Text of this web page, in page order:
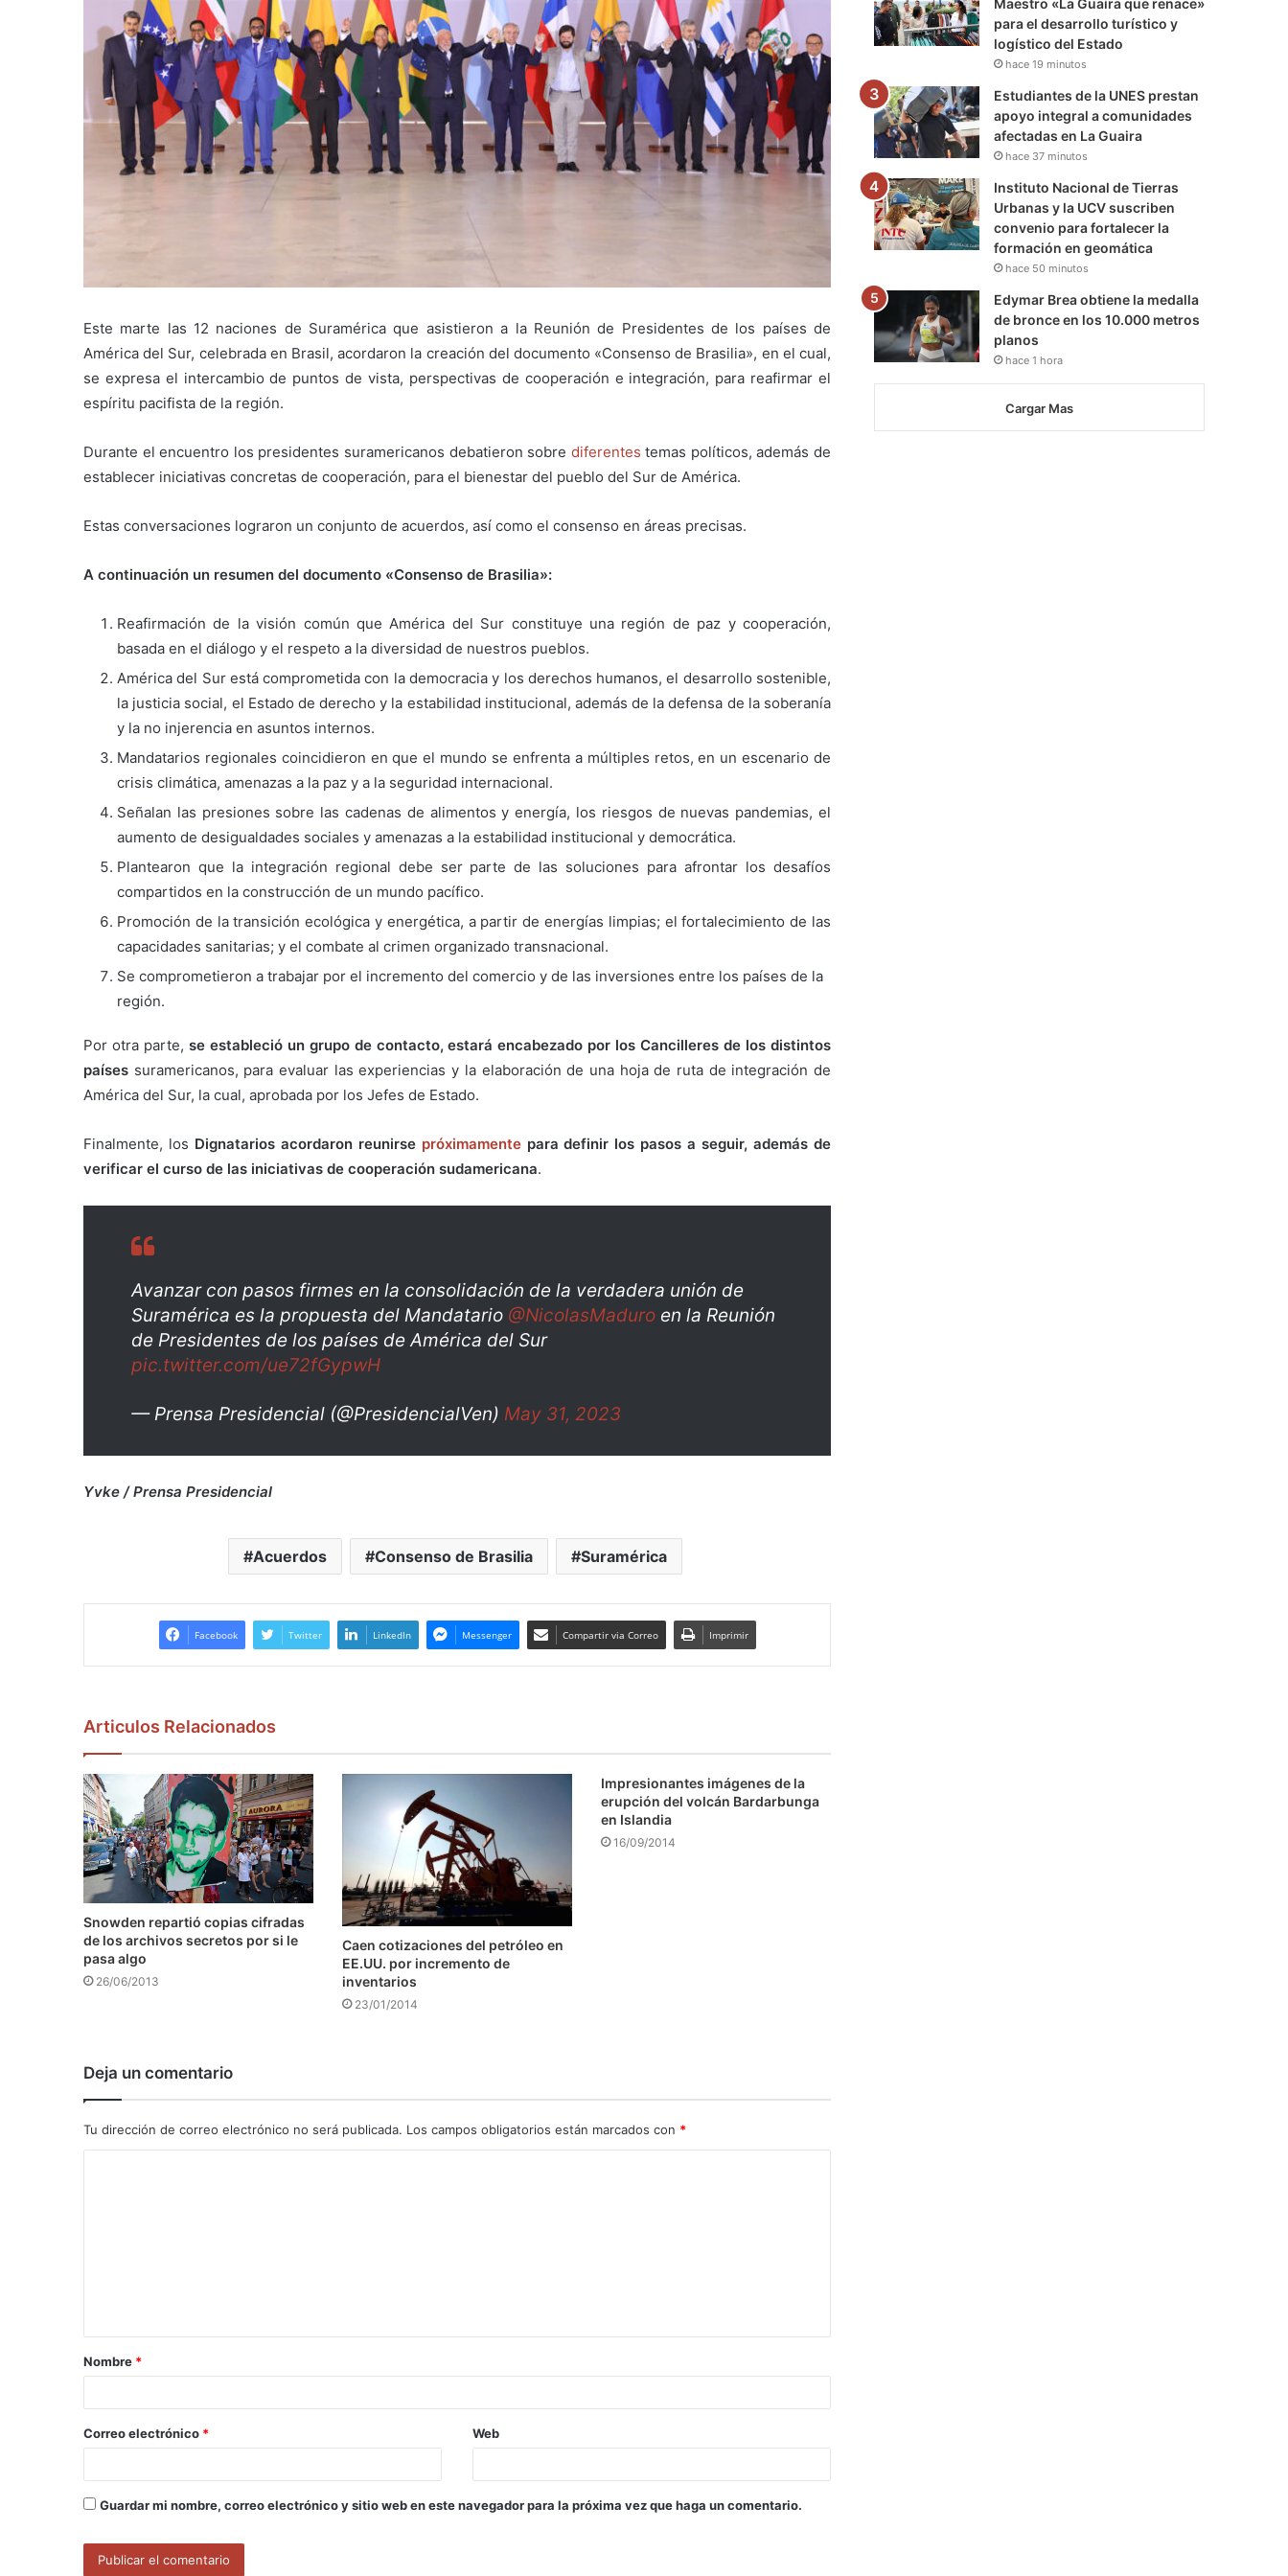
Este marte las 12 naciones de Suramérica que asistieron a la Reunión de Presidentes de los países de
América del Sur, celebrada en Brasil, acordaron la creación del documento «Consenso de Brasilia», en el cual,
se expresa el intercambio de puntos de vista, perspectivas de cooperación e integración, para reafirmar el
espíritu pacifista de la región.
Durante el encuentro los presidentes suramericanos debatieron sobre diferentes temas políticos, además de
establecer iniciativas concretas de cooperación, para el bienestar del pueblo del Sur de América.
Estas conversaciones lograron un conjunto de acuerdos, así como el consenso en áreas precisas.
A continuación un resumen del documento «Consenso de Brasilia»:
Reafirmación de la visión común que América del Sur constituye una región de paz y cooperación,
basada en el diálogo y el respeto a la diversidad de nuestros pueblos.
América del Sur está comprometida con la democracia y los derechos humanos, el desarrollo sostenible,
la justicia social, el Estado de derecho y la estabilidad institucional, además de la defensa de la soberanía
y la no injerencia en asuntos internos.
Mandatarios regionales coincidieron en que el mundo se enfrenta a múltiples retos, en un escenario de
crisis climática, amenazas a la paz y a la seguridad internacional.
Señalan las presiones sobre las cadenas de alimentos y energía, los riesgos de nuevas pandemias, el
aumento de desigualdades sociales y amenazas a la estabilidad institucional y democrática.
Plantearon que la integración regional debe ser parte de las soluciones para afrontar los desafíos
compartidos en la construcción de un mundo pacífico.
Promoción de la transición ecológica y energética, a partir de energías limpias; el fortalecimiento de las
capacidades sanitarias; y el combate al crimen organizado transnacional.
Se comprometieron a trabajar por el incremento del comercio y de las inversiones entre los países de la
región.
Por otra parte, se estableció un grupo de contacto, estará encabezado por los Cancilleres de los distintos
países suramericanos, para evaluar las experiencias y la elaboración de una hoja de ruta de integración de
América del Sur, la cual, aprobada por los Jefes de Estado.
Finalmente, los Dignatarios acordaron reunirse próximamentepara definir los pasos a seguir, además de
verificar el curso de las iniciativas de cooperación sudamericana.
Avanzar con pasos firmes en la consolidación de la verdadera unión de
Suramérica es la propuesta del Mandatario @NicolasMaduro en la Reunión
de Presidentes de los países de América del Sur
pic.twitter.com/ue72fGypwH
— Prensa Presidencial (@PresidencialVen) May 31, 2023
Yvke / Prensa Presidencial
Acuerdos Consenso de Brasilia Suramérica
Facebook Twitter LinkedIn Messenger Compartir via Correo Imprimir
Articulos Relacionados
Snowden repartió copias cifradas
de los archivos secretos por si le
pasa algo
26/06/2013
Caen cotizaciones del petróleo en
EE.UU. por incremento de
inventarios
23/01/2014
Impresionantes imágenes de la
erupción del volcán Bardarbunga
en Islandia
16/09/2014
Deja un comentario
Tu dirección de correo electrónico no será publicada. Los campos obligatorios están marcados con *
a
r
*
Nombre *
Correo electrónico * Web
Guardar mi nombre, correo electrónico y sitio web en este navegador para la próxima vez que haga un comentario.
para el desarrollo turístico y
logístico del Estado
hace 19 minutos
Estudiantes de la UNES prestan
apoyo integral a comunidades
afectadas en La Guaira
hace 37 minutos
Instituto Nacional de Tierras
Urbanas y la UCV suscriben
convenio para fortalecer la
formación en geomática
hace 50 minutos
Edymar Brea obtiene la medalla
de bronce en los 10.000 metros
planos
hace 1 hora
Cargar Mas